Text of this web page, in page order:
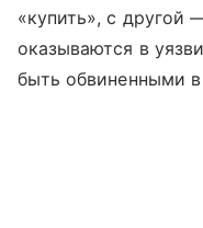
«купить», с другой
оказываются в
быть обвиненными